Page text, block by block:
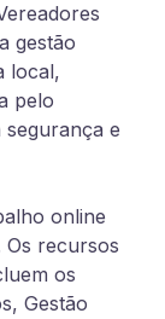
gestão
local,
pelo
e
online
Os recursos
os
Gestão